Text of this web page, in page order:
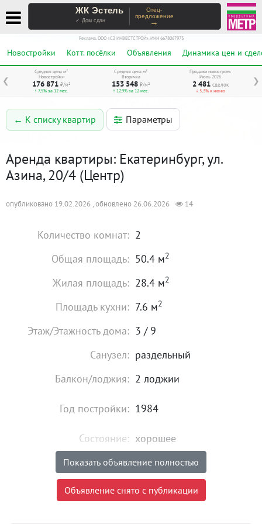
ЖК Эстель
✓ Дом сдан
Спец-
предложение
→
Реклама. ООО «СЗ ИНВЕСТСТРОЙ», ИНН 6678067973
Новостройки Котт. посёлки Объявления Динамика цен и
❮ ❯
Средняя цена м²
Новостройки
176 871 ₽/м²
↑ 7,5% за 12 мес.
Средняя цена м²
Вторичка
153 548 ₽/м²
↑ 17,9% за 12 мес.
Продажи новостроек
Июль 2026
2 481 сделок
↓ 5,3% к июню
← К списку квартир Параметры
Аренда квартиры: Екатеринбург, ул.
Азина, 20/4 (Центр)
опубликовано 19.02.2026 , обновлено 26.06.2026 14
Количество комнат: 2
Общая площадь: 50.4 м2
Жилая площадь: 28.4 м2
Площадь кухни: 7.6 м2
Этаж/Этажность дома: 3 / 9
Санузел: раздельный
Балкон/лоджия: 2 лоджии
Год постройки: 1984
Состояние: хорошее
Мебель: есть
Цена: 45 000₽
Показать объявление полностью
Объявление снято с публикации